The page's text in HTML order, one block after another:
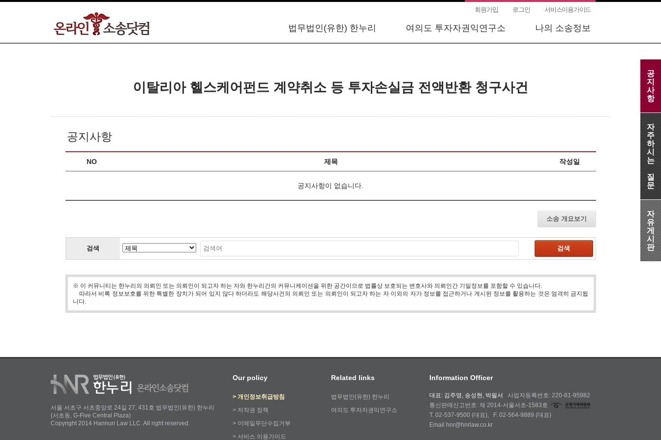
서비스이용가이드
로그인
회원가입
법무법인(유한) 한누리 여의도 투자자권익연구소 나의 소송정보
이탈리아 헬스케어펀드 계약취소 등 투자손실금 전액반환 청구사건
공지사항
NO 제목 작성일
공지사항이 없습니다.
소송 개요보기
검색 검색
※ 이 커뮤니티는 한누리의 의뢰인 또는 의뢰인이 되고자 하는 자와 한누리간의 커뮤니케이션을 위한 공간이므로 법률상 보호되는 변호사와 의뢰인간 기밀정보를 포함할 수 있습니다.
따라서 비록 정보보호를 위한 특별한 장치가 되어 있지 않다 하더라도 해당사건의 의뢰인 또는 의뢰인이 되고자 하는 자 이외의 자가 정보를 접근하거나 게시된 정보를 활용하는 것은 엄격히 금지됩
니다.
공
지
사
항
자
주
하
시
는
질
문
자
유
게
시
판
서울 서초구 서초중앙로 24길 27, 431호 법무법인(유한) 한누리
(서초동, G-Five Central Plaza)
Copyright 2014 Hannuri Law LLC. All right reserved.
Our policy
> 개인정보취급방침
> 저작권 정책
> 이메일무단수집거부
> 서비스 이용가이드
Related links
법무법인(유한) 한누리
여의도 투자자권익연구소
Information Officer
대표: 김주영, 송성현, 박필서
사업자등록번호: 220-81-95982
통신판매신고번호: 제 2014-서울서초-1583호
T. 02-537-9500 (대표), F. 02-564-9889 (대표)
Email hnr@hnrlaw.co.kr